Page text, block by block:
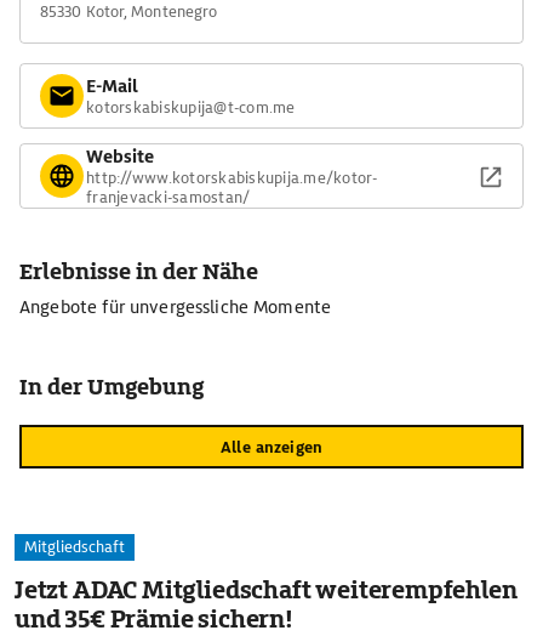
85330 Kotor, Montenegro
E-Mail
kotorskabiskupija@t-com.me
Website
http://www.kotorskabiskupija.me/kotor-
franjevacki-samostan/
Erlebnisse in der Nähe
Angebote für unvergessliche Momente
In der Umgebung
Alle anzeigen
Mitgliedschaft
Jetzt ADAC Mitgliedschaft weiterempfehlen
und 35€ Prämie sichern!